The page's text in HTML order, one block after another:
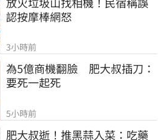
認按摩棒網怒
3小時前
為5億商機翻臉　肥大叔插刀：
要死一起死
5小時前
肥大叔逝！推黑蒜入菜：吃藥